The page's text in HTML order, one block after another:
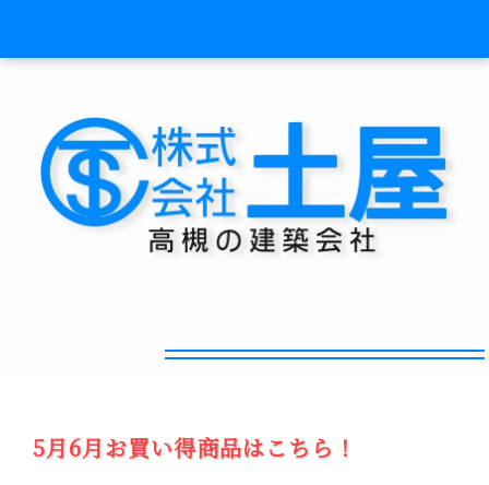
5月6月お買い得商品はこちら！